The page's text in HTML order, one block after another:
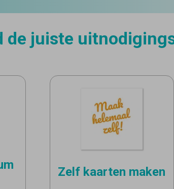
de juiste
Zelf kaarten maken